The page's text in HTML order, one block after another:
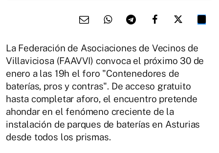
La Federación de Asociaciones de Vecinos de
Villaviciosa (FAAVVI) convoca el próximo 30 de
enero a las 19h el foro "Contenedores de
baterías, pros y contras". De acceso gratuito
hasta completar aforo, el encuentro pretende
ahondar en el fenómeno creciente de la
instalación de parques de baterías en Asturias
desde todos los prismas.